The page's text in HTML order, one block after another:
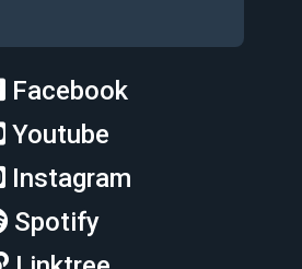
Facebook
Youtube
Instagram
Spotify